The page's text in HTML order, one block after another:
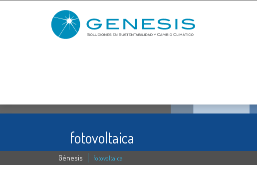
fotovoltaica
Génesis fotovoltaica